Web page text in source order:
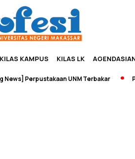
KILAS KAMPUS KILAS LK
Perpustakaan UNM Terbakar